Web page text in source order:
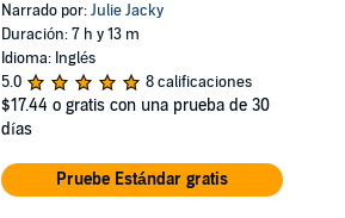
Narrado por:Julie Jacky
Duración: 7 h y 13 m
Idioma: Inglés
5.0
8 calificaciones
$17.44 o gratis con una prueba de 30
días
Pruebe Estándar gratis